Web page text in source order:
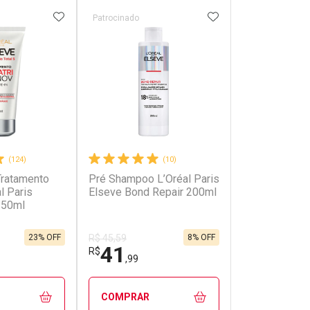
(124)
Paris
23% OFF
ADICIONAR AOS FAVORITOS
(10)
Pré Shampoo L’Oréal Paris
Elseve Bond Repair 200ml
Patrocinado
R$ 45,59
R$41 ,99
8% OFF
ADICIONAR AOS
COMPRAR